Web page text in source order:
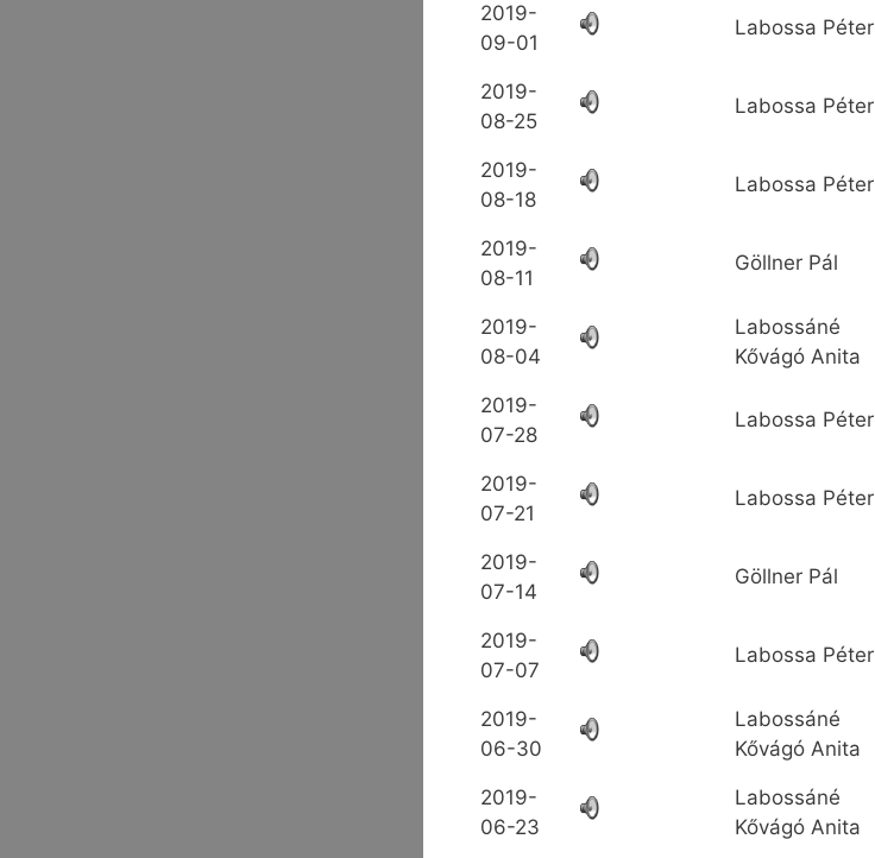
2019-
09-01
Labossa Péter
2019-
08-25
Labossa Péter
2019-
08-18
Labossa Péter
2019-
08-11
Göllner Pál
2019-
08-04
Labossáné
Kővágó Anita
2019-
07-28
Labossa Péter
2019-
07-21
Labossa Péter
2019-
07-14
Göllner Pál
2019-
07-07
Labossa Péter
2019-
06-30
Labossáné
Kővágó Anita
2019-
06-23
Labossáné
Kővágó Anita